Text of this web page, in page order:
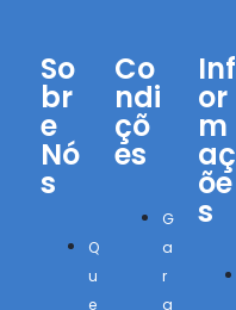
So
br
e
Nó
s
Q
u
e
Co
ndi
çõ
es
G
a
r
a
Inf
or
m
aç
õe
s